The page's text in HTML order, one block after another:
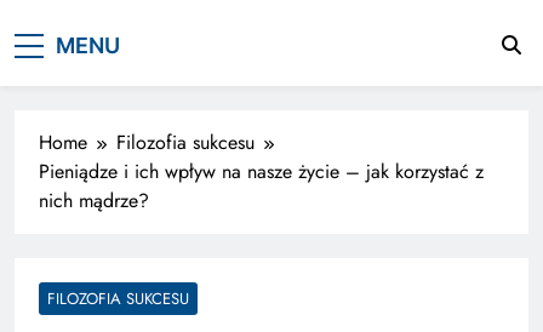
Osiągania Celów w Codziennym Życiu
MENU
Home
Filozofia sukcesu
Pieniądze i ich wpływ na nasze życie – jak korzystać z
nich mądrze?
FILOZOFIA SUKCESU